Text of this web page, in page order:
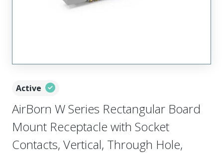
Active
AirBorn W Series Rectangular Board
Mount Receptacle with Socket
Contacts, Vertical, Through Hole,